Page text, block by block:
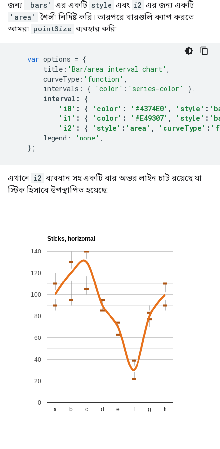
জন্য 'bars' এর একটি style এবং i2 এর জন্য একটি
'area'
শৈলী নির্দিষ্ট করি। তারপরে বারগুলি ক্যাপ করতে
আমরা pointSize ব্যবহার করি:
var options = {
title : 'Bar/area interval chart' ,
curveType : 'function' ,
intervals : { 'color' : 'series-color'
},
interval :
{
'i0' : { 'color' : '#4374E0' , 'style' :
'i1' : { 'color' : '#E49307' , 'style' :
'i2' : { 'style' : 'area' , 'curveType' :
legend : 'none' ,
};
এখানে i2 ব্যবধান সহ একটি বার অন্তর লাইন চার্ট রয়েছে যা
স্টিক হিসাবে উপস্থাপিত হয়েছে: